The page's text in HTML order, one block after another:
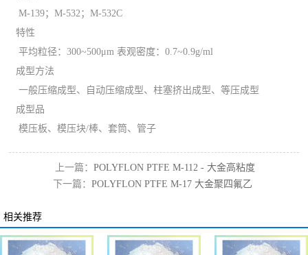
M-139；M-532；M-532C
特性
平均粒径：300~500μm 表观密度：0.7~0.9g/ml
成型方法
一般压缩成型、自动压缩成型、柱塞挤出成型、等压成型
成型品
模压板、模压块/棒、套筒、管子
上一篇：POLYFLON PTFE M-112 - 大金高粘度
聚四氟乙烯
下一篇： POLYFLON PTFE M-17 大金聚四氟乙
相关推荐